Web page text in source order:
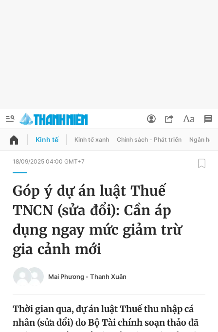
QUẢNG CÁO
Chuyên mục
Chuyên mục khác
Chào ngày mới
Tin thị trường Tin 360
Video Magazine
Đổi mật khẩu
Tin đã lưu
Tin đã xem
Đăng xuất
Kinh tế Kinh tế xanh Chính sách - Phát triển Ngân
18/09/2025 04:00 GMT+7
Góp ý dự án luật Thuế
TNCN (sửa đổi): Cần áp
dụng ngay mức giảm trừ
gia cảnh mới
Mai Phương - Thanh Xuân
Thời gian qua, dự án luật Thuế thu nhập cá
nhân (sửa đổi) do Bộ Tài chính soạn thảo đã